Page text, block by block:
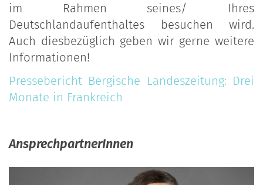
im Rahmen seines/ Ihres
Deutschlandaufenthaltes besuchen wird.
Auch diesbezüglich geben wir gerne weitere
Informationen!
Pressebericht Bergische Landeszeitung: Drei
Monate in Frankreich
AnsprechpartnerInnen